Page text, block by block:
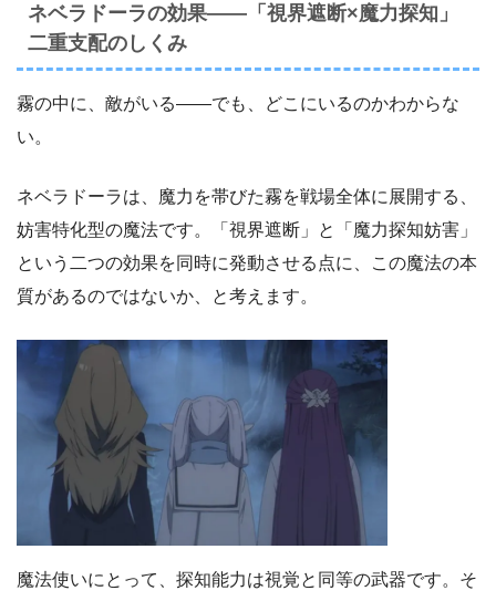
ネベラドーラの効果――「視界遮断×魔力探知」
二重支配のしくみ
霧の中に、敵がいる――でも、どこにいるのかわからな
い。
ネベラドーラは、魔力を帯びた霧を戦場全体に展開する、
妨害特化型の魔法です。「視界遮断」と「魔力探知妨害」
という二つの効果を同時に発動させる点に、この魔法の本
質があるのではないか、と考えます。
魔法使いにとって、探知能力は視覚と同等の武器です。そ